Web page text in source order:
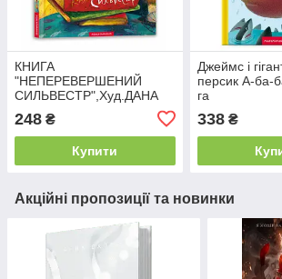
КНИГА
"НЕПЕРЕВЕРШЕНИЙ
СИЛЬВЕСТР",Худ.ДАНА
248 ₴
Купити
Джеймс і
персик А-ба-
га
338₴
Акційні пропозиції та новинки